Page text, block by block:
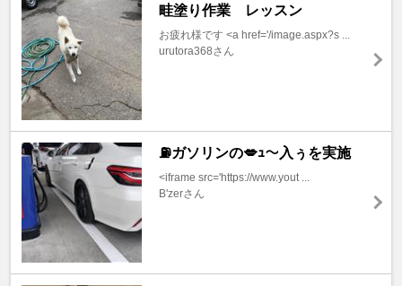
畦塗り作業 レッスン
お疲れ様です <a href='/image.aspx?s ...
urutora368さん
⛽ガソリンの💋ｭ〜入ぅを実施
<iframe src='https://www.yout ...
B'zerさん